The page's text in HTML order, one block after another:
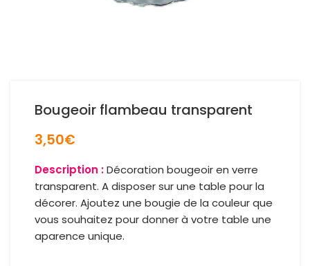
Bougeoir flambeau transparent
3,50€
Description :Décoration bougeoir en verre
transparent. A disposer sur une table pour la
décorer. Ajoutez une bougie de la couleur que
vous souhaitez pour donner à votre table une
aparence unique.